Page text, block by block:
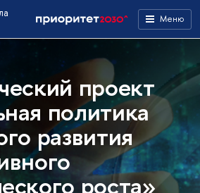
Меню
проект
политика
развития
роста»